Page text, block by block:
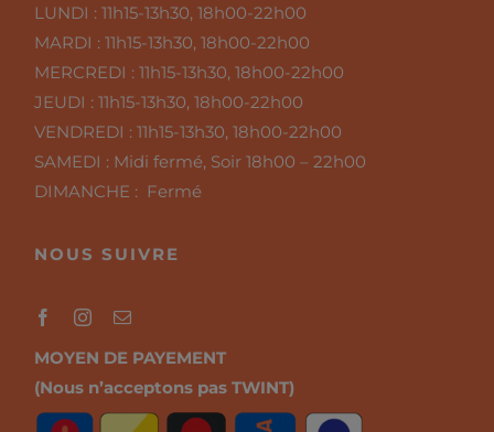
LUNDI :11h15-13h30, 18h00-22h00
MARDI :11h15-13h30, 18h00-22h00
MERCREDI :11h15-13h30, 18h00-22h00
JEUDI :11h15-13h30, 18h00-22h00
VENDREDI :11h15-13h30, 18h00-22h00
SAMEDI : Midi fermé, Soir 18h00 – 22h00
DIMANCHE : Fermé
NOUS SUIVRE
MOYEN DE PAYEMENT
(Nous n’acceptons pas TWINT)